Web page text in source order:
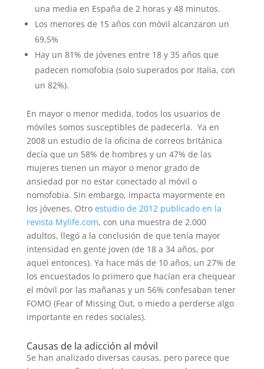
una media en España de 2 horas y 48 minutos.
Los menores de 15 años con móvil alcanzaron un
69,5%
Hay un 81% de jóvenes entre 18 y 35 años que
padecen nomofobia (solo superados por Italia, con
un 82%).
En mayor o menor medida, todos los usuarios de
móviles somos susceptibles de padecerla. Ya en
2008 un estudio de la oficina de correos británica
decía que un 58% de hombres y un 47% de las
mujeres tienen un mayor o menor grado de
ansiedad por no estar conectado al móvil o
nomofobia. Sin embargo, impacta mayormente en
los jóvenes. Otro estudio de 2012 publicado en la
revista Mylife.com, con una muestra de 2.000
adultos, llegó a la conclusión de que tenía mayor
intensidad en gente joven (de 18 a 34 años, por
aquel entonces). Ya hace más de 10 años, un 27% de
los encuestados lo primero que hacían era chequear
el móvil por las mañanas y un 56% confesaban tener
FOMO (Fear of Missing Out, o miedo a perderse algo
importante en redes sociales).
Causas de la adicción al móvil
Se han analizado diversas causas, pero parece que